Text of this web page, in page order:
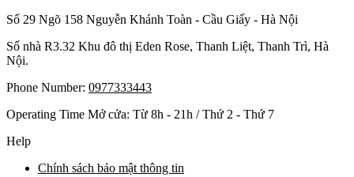
Số 29 Ngõ 158 Nguyễn Khánh Toàn - Cầu Giấy - Hà Nội
Số nhà R3.32 Khu đô thị Eden Rose, Thanh Liệt, Thanh Trì, Hà
Nội.
Phone Number: 0977333443
Operating Time Mở cửa: Từ 8h - 21h / Thứ 2 - Thứ 7
Help
Chính sách bảo mật thông tin